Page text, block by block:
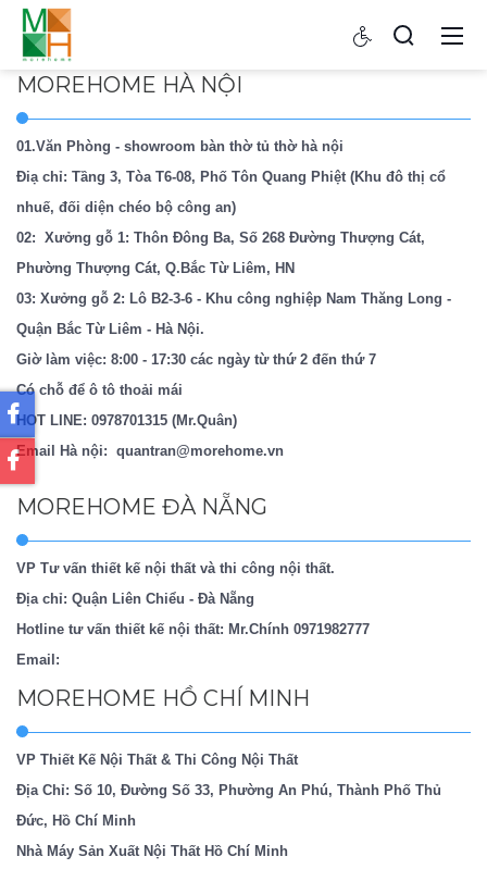
MOREHOME HÀ NỘI
01.Văn Phòng - showroom bàn thờ tủ thờ hà nội
Điạ chỉ: Tầng 3, Tòa T6-08, Phố Tôn Quang Phiệt (Khu đô thị cổ
nhuế, đối diện chéo bộ công an)
02: Xưởng gỗ 1: Thôn Đông Ba, Số 268 Đường Thượng Cát,
Phường Thượng Cát, Q.Bắc Từ Liêm, HN
03: Xưởng gỗ 2: Lô B2-3-6 - Khu công nghiệp Nam Thăng Long -
Quận Bắc Từ Liêm - Hà Nội.
Giờ làm việc: 8:00 - 17:30 các ngày từ thứ 2 đến thứ 7
Có chỗ để ô tô thoải mái
HOT LINE: 0978701315 (Mr.Quân)
Email Hà nội: quantran@morehome.vn
MOREHOME ĐÀ NẴNG
VP Tư vấn thiết kế nội thất và thi công nội thất.
Địa chỉ: Quận Liên Chiểu - Đà Nẵng
Hotline tư vấn thiết kế nội thất: Mr.Chính 0971982777
Email:
MOREHOME HỒ CHÍ MINH
VP Thiết Kế Nội Thất & Thi Công Nội Thất
Địa Chỉ: Số 10, Đường Số 33, Phường An Phú, Thành Phố Thủ
Đức, Hồ Chí Minh
Nhà Máy Sản Xuất Nội Thất Hồ Chí Minh